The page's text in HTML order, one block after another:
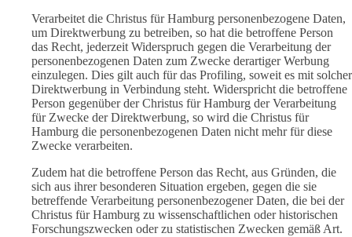
Verarbeitet die Christus für Hamburg personenbezogene Daten,
um Direktwerbung zu betreiben, so hat die betroffene Person
das Recht, jederzeit Widerspruch gegen die Verarbeitung der
personenbezogenen Daten zum Zwecke derartiger Werbung
einzulegen. Dies gilt auch für das Profiling, soweit es mit solcher
Direktwerbung in Verbindung steht. Widerspricht die betroffene
Person gegenüber der Christus für Hamburg der Verarbeitung
für Zwecke der Direktwerbung, so wird die Christus für
Hamburg die personenbezogenen Daten nicht mehr für diese
Zwecke verarbeiten.
Zudem hat die betroffene Person das Recht, aus Gründen, die
sich aus ihrer besonderen Situation ergeben, gegen die sie
betreffende Verarbeitung personenbezogener Daten, die bei der
Christus für Hamburg zu wissenschaftlichen oder historischen
Forschungszwecken oder zu statistischen Zwecken gemäß Art.